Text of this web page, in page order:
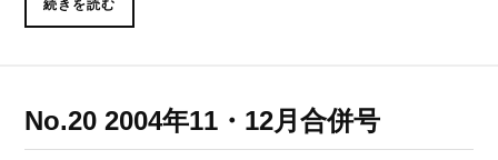
続きを読む
No.20 2004年11・12月合併号